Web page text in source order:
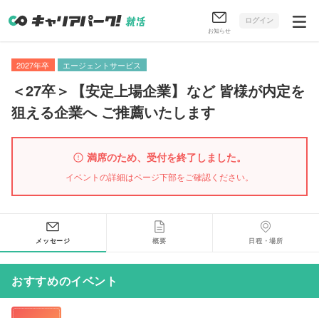
お知らせ
ログイン
2027年卒 エージェントサービス
＜27卒＞ 【安定上場企業】 など 皆様が内定を
狙える企業へ ご推薦いたします
満席のため、受付を終了しました。
イベントの詳細はページ下部をご確認ください。
メッセージ 概要 日程・場所
おすすめのイベント